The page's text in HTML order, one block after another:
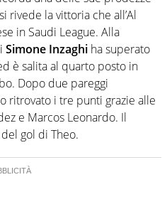
rivede la vittoria che all’Al
in Saudi League. Alla
Simone Inzaghi ha superato
è salita al quarto posto in
Dopo due pareggi
ritrovato i tre punti grazie alle
e Marcos Leonardo. Il
gol di Theo.